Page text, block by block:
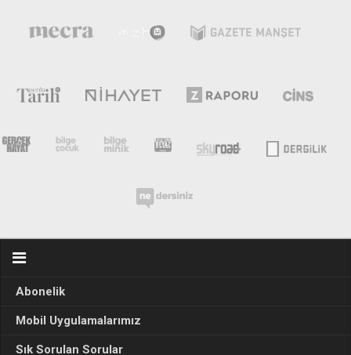
Abonelik
Mobil Uygulamalarımız
Sık Sorulan Sorular